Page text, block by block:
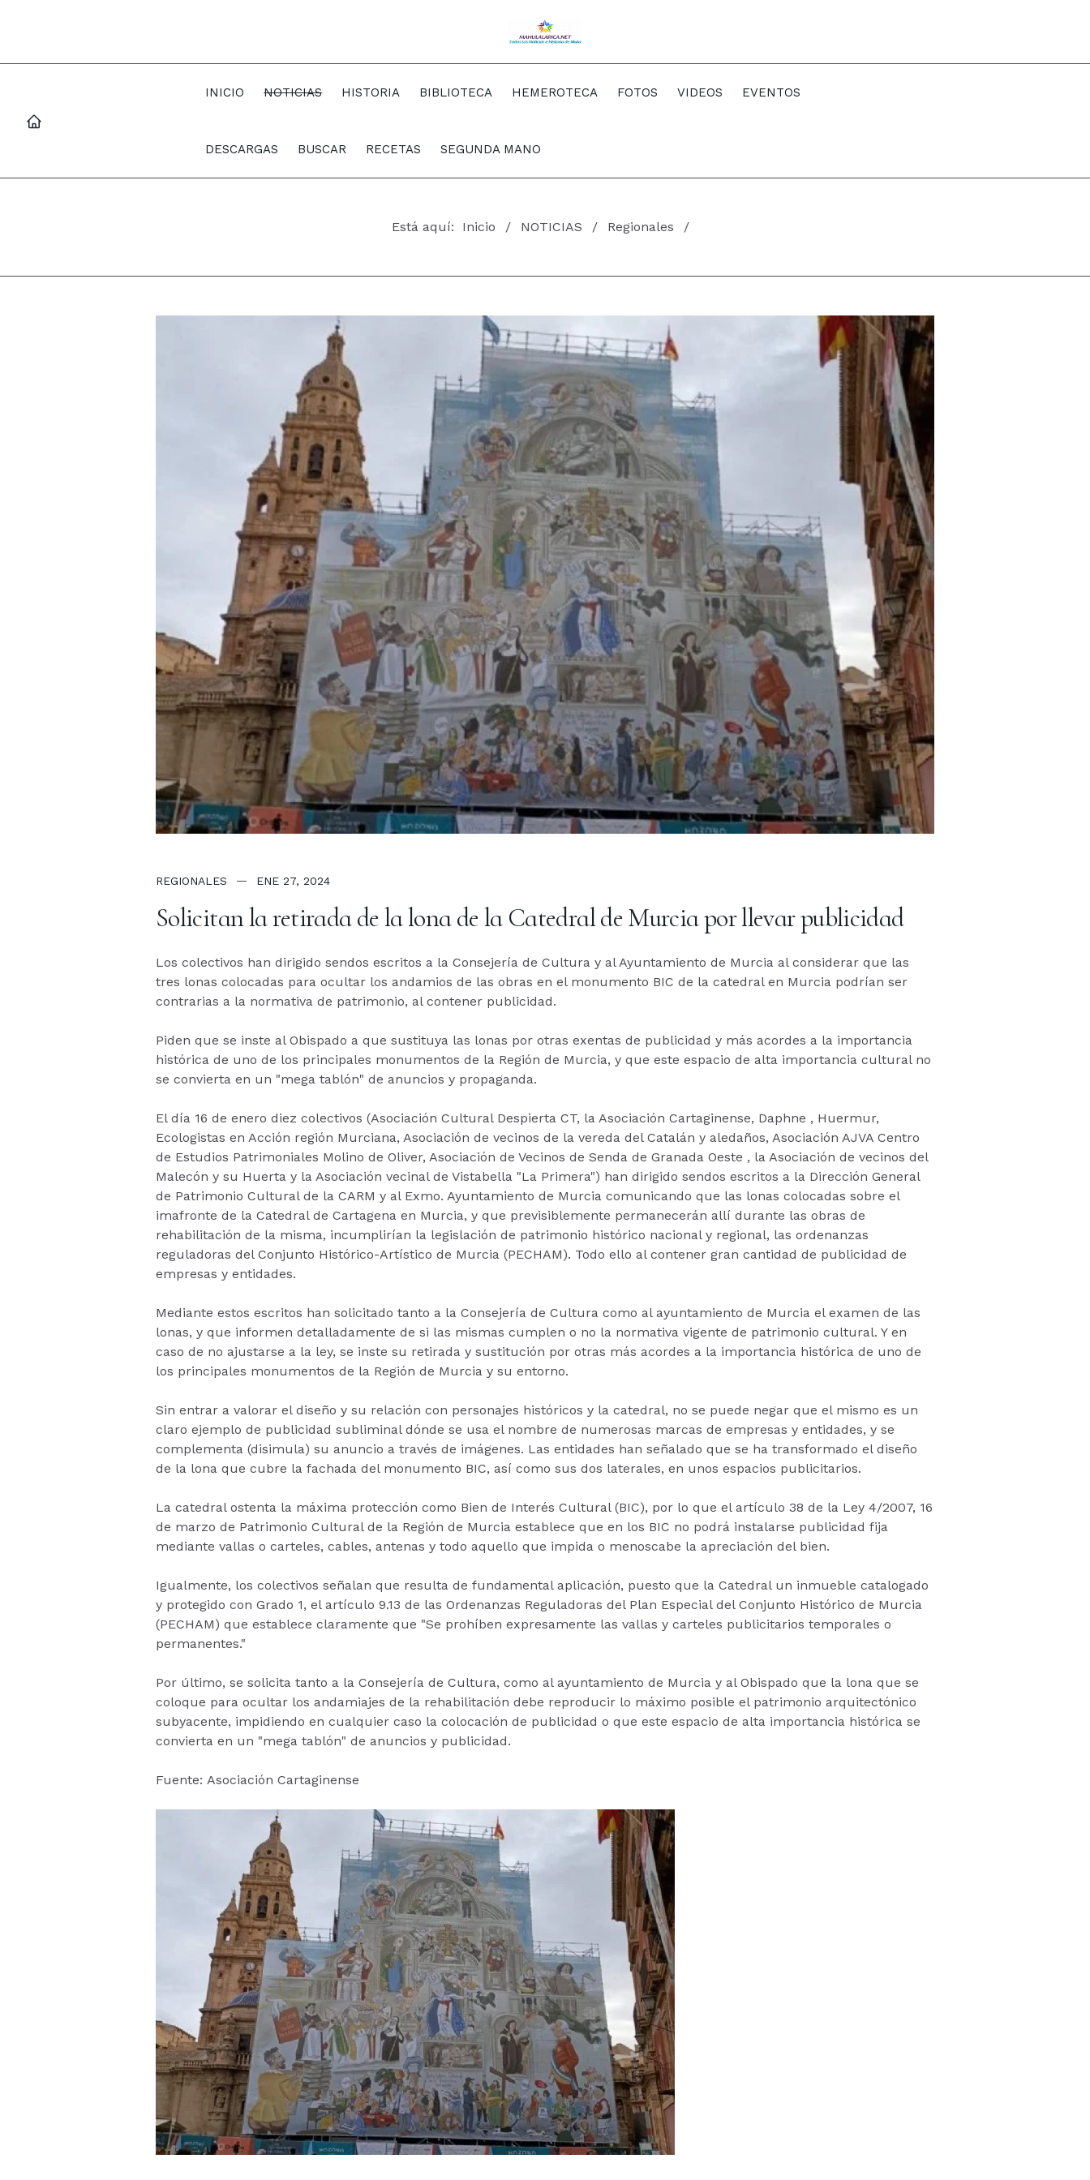
INICIO NOTICIAS HISTORIA BIBLIOTECA HEMEROTECA FOTOS VIDEOS EVENTOS
DESCARGAS BUSCAR RECETAS SEGUNDA MANO
Está aquí: Inicio NOTICIAS Regionales
REGIONALES ENE 27, 2024
Solicitan la retirada de la lona de la Catedral de Murcia por llevar publicidad
Los colectivos han dirigido sendos escritos a la Consejería de Cultura y al Ayuntamiento de Murcia al considerar que las
tres lonas colocadas para ocultar los andamios de las obras en el monumento BIC de la catedral en Murcia podrían ser
contrarias a la normativa de patrimonio, al contener publicidad.
Piden que se inste al Obispado a que sustituya las lonas por otras exentas de publicidad y más acordes a la importancia
histórica de uno de los principales monumentos de la Región de Murcia, y que este espacio de alta importancia cultural no
se convierta en un "mega tablón" de anuncios y propaganda.
El día 16 de enero diez colectivos (Asociación Cultural Despierta CT, la Asociación Cartaginense, Daphne , Huermur,
Ecologistas en Acción región Murciana, Asociación de vecinos de la vereda del Catalán y aledaños, Asociación AJVA Centro
de Estudios Patrimoniales Molino de Oliver, Asociación de Vecinos de Senda de Granada Oeste , la Asociación de vecinos del
Malecón y su Huerta y la Asociación vecinal de Vistabella "La Primera") han dirigido sendos escritos a la Dirección General
de Patrimonio Cultural de la CARM y al Exmo. Ayuntamiento de Murcia comunicando que las lonas colocadas sobre el
imafronte de la Catedral de Cartagena en Murcia, y que previsiblemente permanecerán allí durante las obras de
rehabilitación de la misma, incumplirían la legislación de patrimonio histórico nacional y regional, las ordenanzas
reguladoras del Conjunto Histórico-Artístico de Murcia (PECHAM). Todo ello al contener gran cantidad de publicidad de
empresas y entidades.
Mediante estos escritos han solicitado tanto a la Consejería de Cultura como al ayuntamiento de Murcia el examen de las
lonas, y que informen detalladamente de si las mismas cumplen o no la normativa vigente de patrimonio cultural. Y en
caso de no ajustarse a la ley, se inste su retirada y sustitución por otras más acordes a la importancia histórica de uno de
los principales monumentos de la Región de Murcia y su entorno.
Sin entrar a valorar el diseño y su relación con personajes históricos y la catedral, no se puede negar que el mismo es un
claro ejemplo de publicidad subliminal dónde se usa el nombre de numerosas marcas de empresas y entidades, y se
complementa (disimula) su anuncio a través de imágenes. Las entidades han señalado que se ha transformado el diseño
de la lona que cubre la fachada del monumento BIC, así como sus dos laterales, en unos espacios publicitarios.
La catedral ostenta la máxima protección como Bien de Interés Cultural (BIC), por lo que el artículo 38 de la Ley 4/2007, 16
de marzo de Patrimonio Cultural de la Región de Murcia establece que en los BIC no podrá instalarse publicidad fija
mediante vallas o carteles, cables, antenas y todo aquello que impida o menoscabe la apreciación del bien.
Igualmente, los colectivos señalan que resulta de fundamental aplicación, puesto que la Catedral un inmueble catalogado
y protegido con Grado 1, el artículo 9.13 de las Ordenanzas Reguladoras del Plan Especial del Conjunto Histórico de Murcia
(PECHAM) que establece claramente que "Se prohíben expresamente las vallas y carteles publicitarios temporales o
permanentes."
Por último, se solicita tanto a la Consejería de Cultura, como al ayuntamiento de Murcia y al Obispado que la lona que se
coloque para ocultar los andamiajes de la rehabilitación debe reproducir lo máximo posible el patrimonio arquitectónico
subyacente, impidiendo en cualquier caso la colocación de publicidad o que este espacio de alta importancia histórica se
convierta en un "mega tablón" de anuncios y publicidad.
Fuente: Asociación Cartaginense